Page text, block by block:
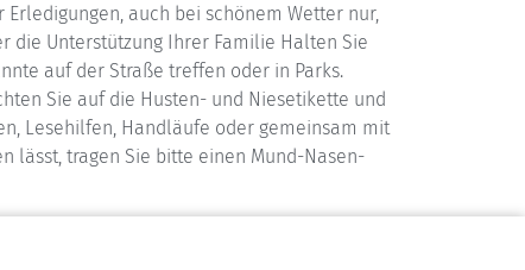
auch bei schönem Wetter nur,
die Unterstützung Ihrer Familie Halten Sie
auf der Straße treffen oder in Parks.
Sie auf die Husten- und Niesetikette und
Lesehilfen, Handläufe oder gemeinsam mit
lässt, tragen Sie bitte einen Mund-Nasen-